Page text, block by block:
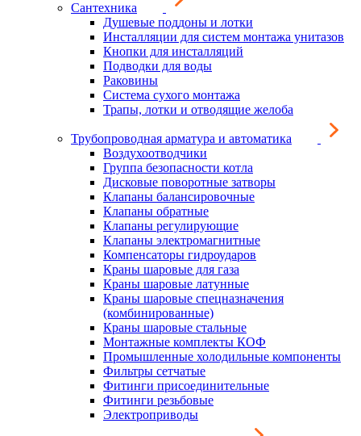
Сантехника
Душевые поддоны и лотки
Инсталляции для систем монтажа унитазов
Кнопки для инсталляций
Подводки для воды
Раковины
Система сухого монтажа
Трапы, лотки и отводящие желоба
Трубопроводная арматура и автоматика
Воздухоотводчики
Группа безопасности котла
Дисковые поворотные затворы
Клапаны балансировочные
Клапаны обратные
Клапаны регулирующие
Клапаны электромагнитные
Компенсаторы гидроударов
Краны шаровые для газа
Краны шаровые латунные
Краны шаровые спецназначения
(комбинированные)
Краны шаровые стальные
Монтажные комплекты КОФ
Промышленные холодильные компоненты
Фильтры сетчатые
Фитинги присоединительные
Фитинги резьбовые
Электроприводы